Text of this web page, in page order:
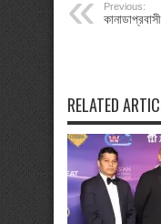
Previous:
RELATED